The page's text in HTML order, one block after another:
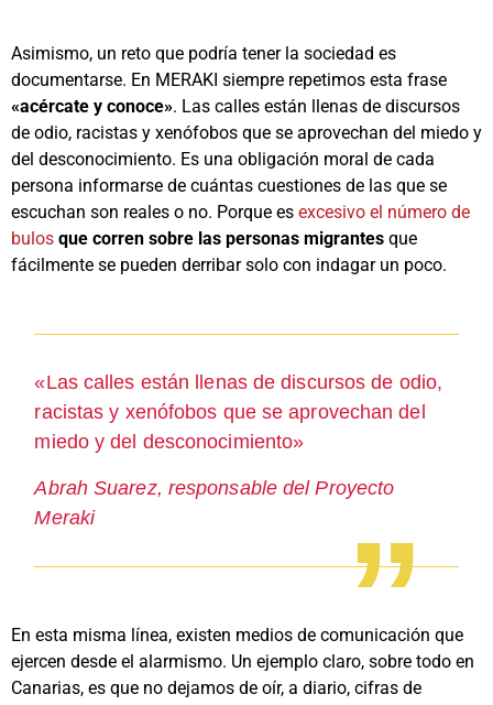
Asimismo, un reto que podría tener la sociedad es
documentarse. En MERAKI siempre repetimos esta frase
«acércate y conoce». Las calles están llenas de discursos
de odio, racistas y xenófobos que se aprovechan del miedo y
del desconocimiento. Es una obligación moral de cada
persona informarse de cuántas cuestiones de las que se
escuchan son reales o no. Porque es excesivo el número de
bulos que corren sobre las personas migrantes que
fácilmente se pueden derribar solo con indagar un poco.
«Las calles están llenas de discursos de odio,
racistas y xenófobos que se aprovechan del
miedo y del desconocimiento»
Abrah Suarez, responsable del Proyecto
Meraki
En esta misma línea, existen medios de comunicación que
ejercen desde el alarmismo. Un ejemplo claro, sobre todo en
Canarias, es que no dejamos de oír, a diario, cifras de